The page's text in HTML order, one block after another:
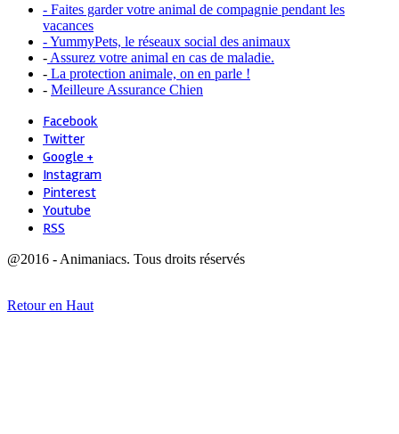
- Faites garder votre animal de compagnie pendant les
vacances
- YummyPets, le réseaux social des animaux
- Assurez votre animal en cas de maladie.
- La protection animale, on en parle !
- Meilleure Assurance Chien
Facebook
Twitter
Google +
Instagram
Pinterest
Youtube
RSS
@2016 - Animaniacs. Tous droits réservés
Retour en Haut